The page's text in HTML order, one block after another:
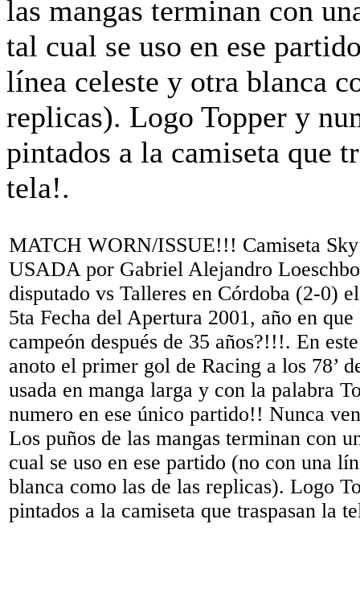
MATCH WORN/ISSUE!!! Camiseta
USADA por Gabriel Alejandro
disputado vs Talleres en Córdoba (2-0)
5ta Fecha del Apertura 2001, año en
campeón después de 35 años?!!!. En
anoto el primer gol de Racing a los 78’
usada en manga larga y con la palabra
numero en ese único partido!! Nunca
Los puños de las mangas terminan con
cual se uso en ese partido (no con una
blanca como las de las replicas). Logo
pintados a la camiseta que traspasan la